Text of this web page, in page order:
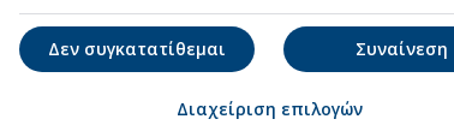
FOLLOW US
Ακολουθήστε τη σελίδα τουEuro2day.gr στοLinkedin
της S&P Global Market Intelligence,
Συναίνεση
Δεν συγκατατίθεμαι
Διαχείριση επιλογών